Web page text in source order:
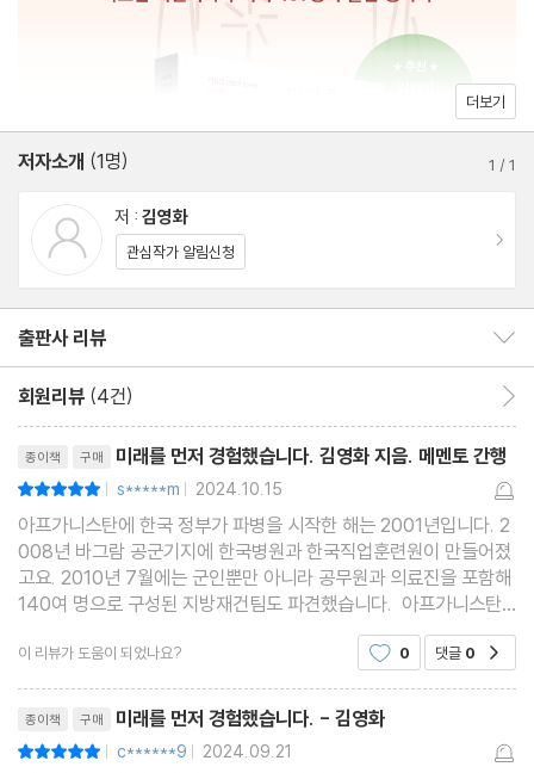
아프간 아이들의 학교생활
3부 1년 후
울산이 겪은 미래
우리는 한번 겪어 봤잖아요
할랄 오레오, 들어 봤어요?
우리 이제 식구네요
주
더보기
저자소개 (1명) 1 /1
저 : 김영화
관심작가 알림신청
출판사 리뷰
회원리뷰 (4건)
종이책 구매 미래를 먼저 경험했습니다. 김영화 지음. 메멘토 간행
| s*****m | 2024.10.15
아프가니스탄에 한국 정부가 파병을 시작한 해는 2001년입니다. 2
008년 바그람 공군기지에 한국병원과 한국직업훈련원이 만들어졌
고요. 2010년 7월에는 군인뿐만 아니라 공무원과 의료진을 포함해
140여 명으로 구성된 지방재건팀도 파견했습니다. 아프가니스탄
에 군대를 파병한 국가들은 모두 쓰라린 아픔을 맛봤습니다. 저의 기
억에는 아프가니스탄의 공산정권을 지원한다는 명목으로
이 리뷰가 도움이 되었나요? 0 댓글 0
종이책 구매 미래를 먼저 경험했습니다. - 김영화
| c******9 | 2024.09.21